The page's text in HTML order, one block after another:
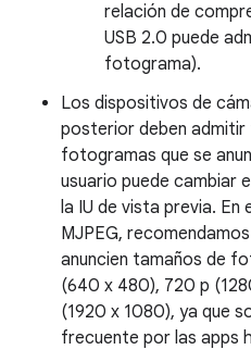
relación de
USB 2.0 puede
fotograma).
Los dispositivos de
posterior deben
fotogramas que se
usuario puede cambiar
la IU de vista previa. En
MJPEG,
anuncien tamaños de
(640 x 480), 720 p
(1920 x 1080), ya que
frecuente por las apps